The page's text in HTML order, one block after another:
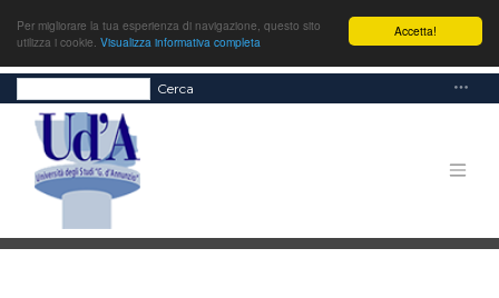
Accetta!
Per migliorare la tua esperienza di navigazione, questo sito
utilizza i cookie. Visualizza informativa completa
Cerca